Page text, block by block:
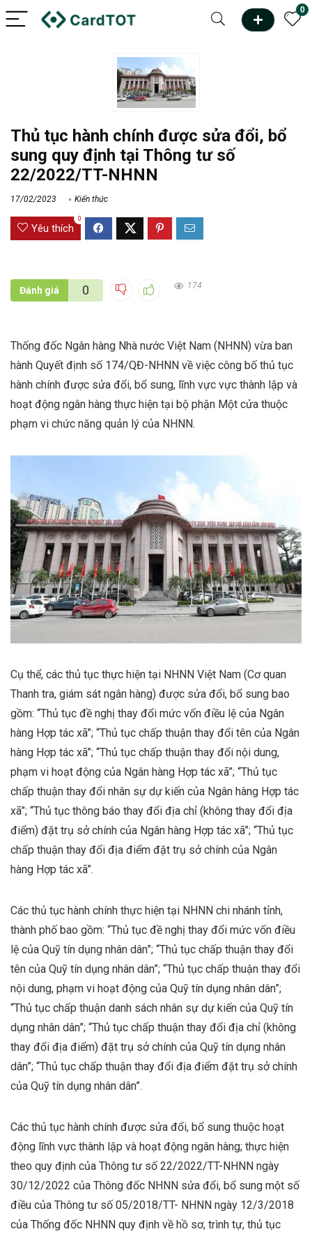
0
Thủ tục hành chính được sửa đổi, bổ
sung quy định tại Thông tư số
22/2022/TT-NHNN
17/02/2023 Kiến thức
Yêu thích
0
Đánh giá 0 174
Thống đốc Ngân hàng Nhà nước Việt Nam (NHNN) vừa ban
hành Quyết định số 174/QĐ-NHNN về việc công bố thủ tục
hành chính được sửa đổi, bổ sung, lĩnh vực vực thành lập và
hoạt động ngân hàng thực hiện tại bộ phận Một cửa thuộc
phạm vi chức năng quản lý của NHNN.
Cụ thể, các thủ tục thực hiện tại NHNN Việt Nam (Cơ quan
Thanh tra, giám sát ngân hàng) được sửa đổi, bổ sung bao
gồm: “Thủ tục đề nghị thay đổi mức vốn điều lệ của Ngân
hàng Hợp tác xã”; “Thủ tục chấp thuận thay đổi tên của Ngân
hàng Hợp tác xã”; “Thủ tục chấp thuận thay đổi nội dung,
phạm vi hoạt động của Ngân hàng Hợp tác xã”; “Thủ tục
chấp thuận thay đổi nhân sự dự kiến của Ngân hàng Hợp tác
xã”; “Thủ tục thông báo thay đổi địa chỉ (không thay đổi địa
điểm) đặt trụ sở chính của Ngân hàng Hợp tác xã”; “Thủ tục
chấp thuận thay đổi địa điểm đặt trụ sở chính của Ngân
hàng Hợp tác xã”.
Các thủ tục hành chính thực hiện tại NHNN chi nhánh tỉnh,
thành phố bao gồm: “Thủ tục đề nghị thay đổi mức vốn điều
lệ của Quỹ tín dụng nhân dân”; “Thủ tục chấp thuận thay đổi
tên của Quỹ tín dụng nhân dân”; “Thủ tục chấp thuận thay đổi
nội dung, phạm vi hoạt động của Quỹ tín dụng nhân dân”;
“Thủ tục chấp thuận danh sách nhân sự dự kiến của Quỹ tín
dụng nhân dân”; “Thủ tục chấp thuận thay đổi địa chỉ (không
thay đổi địa điểm) đặt trụ sở chính của Quỹ tín dụng nhân
dân”; “Thủ tục chấp thuận thay đổi địa điểm đặt trụ sở chính
của Quỹ tín dụng nhân dân”.
Các thủ tục hành chính được sửa đổi, bổ sung thuộc hoạt
động lĩnh vực thành lập và hoạt động ngân hàng; thực hiện
theo quy định của Thông tư số 22/2022/TT-NHNN ngày
30/12/2022 của Thông đốc NHNN sửa đổi, bổ sung một số
điều của Thông tư số 05/2018/TT- NHNN ngày 12/3/2018
của Thống đốc NHNN quy định về hồ sơ, trình tự, thủ tục